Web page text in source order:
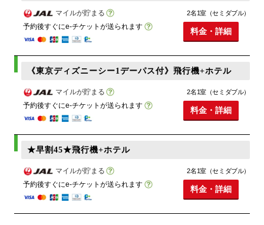
マイルが貯まる
予約後すぐにe-チケットが送られます
2名1室（セミダブル）
料金・詳細
《東京ディズニーシー1デーパス付》飛行機+ホテル
マイルが貯まる
予約後すぐにe-チケットが送られます
2名1室（セミダブル）
料金・詳細
★早割45★飛行機+ホテル
マイルが貯まる
予約後すぐにe-チケットが送られます
2名1室（セミダブル）
料金・詳細